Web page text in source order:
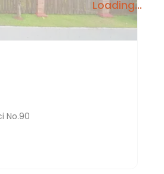
Loading...
No.90